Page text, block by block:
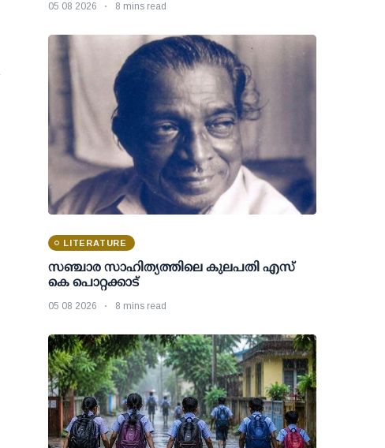
05 08 2026 8 mins read
LITERATURE
സഞ്ചാര സാഹിത്യത്തിലെ കുലപതി എസ്
കെ പൊറ്റക്കാട്
05 08 2026 8 mins read